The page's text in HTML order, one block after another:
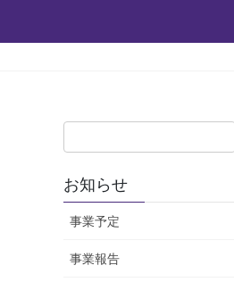
お知らせ
事業予定
事業報告